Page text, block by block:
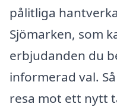
pålitliga
Sjömarken, som
erbjudanden du
informerad val.
resa mot ett nytt